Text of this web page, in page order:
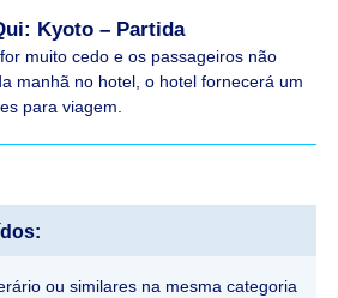
Kyoto – Partida
muito cedo e os passageiros não
manhã no hotel, o hotel fornecerá um
para viagem.
ou similares na mesma categoria